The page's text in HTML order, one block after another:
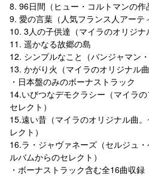
8. 96日間（ヒュー・コルトマンの作
9. 愛の言葉（人気フランス人アーテ
10. 3人の子供達（マイラのオリジナ
11. 遥かなる故郷の島
12. シンプルなこと（バンジャマン
13. かがり火（マイラのオリジナル曲
・日本盤のみのボーナストラック
14.いびつなデモクラシー（マイラ
セレクト）
15.遠い昔（マイラのオリジナル曲
レクト）
16.ラ・ジャヴァネーズ（セルジュ
ルバムからのセレクト）
・ボーナストラック含む全16曲収録